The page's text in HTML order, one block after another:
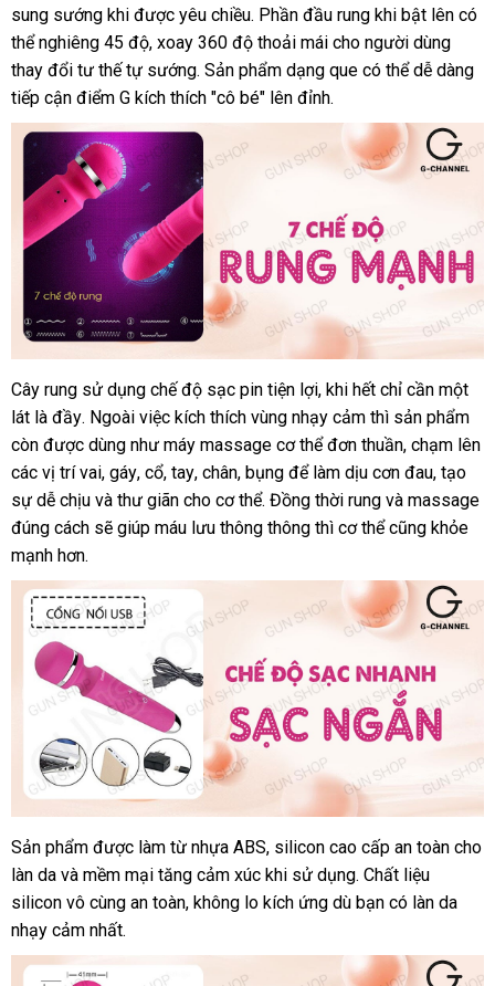
cao
cấp
Nalone
sung sướng khi khuyến
mãi
được yêu chiềuPháp
. Phần đầu rung khi bật lên Mỹ
có
thể nghiêng 45 độăn
trộm
, xoay 360 độ thoải mái cho người dùng
thay đổi tư thế tự sướngnhập
hàng
. Sản phẩm dạng que showroom
có thể dễ dàng
tiếp cận điểm G kích thích "cô bé" lên đỉnh.
Cây
massage
cao
cấp
Nalone
Cây rung sử dụng chế độ sạc pin tiện lợicó
nên
mua
, khi hết chỉ cần một
lát là đầygiá
sỉ
. Ngoài việc kích thích vùng nhạy cảm chất
lượng
thì sản phẩm
còn đánh
giá
được dùng như máy massage cơ thể đơn thuầnMỹ
, chạm lên
thống
kê
các vị trí vaixưởng
, gáybảo
hành
, cổrẻ
nhất
, taytiết
kiệm
, chânnhận
xét
, bụng chính
hãng
để làm dịu cơn đaudễ
dàng
, tạo
sự dễ chịu đắt
nhất
và thư giãn cho cơ thểThái
Lan
. Đồng thời rung Hàn
Quốc
và massage
đúng cách có
sẽ giúp máu lưu thông thông giá
thì cơ thểmua
cũng khỏe
mạnh hơn.
Cây
massage
cao
cấp
Sản phẩm nhanh
nhất
được làm từ nhựa ABSgiá
sỉ
, silicon cao cấp an toàn cho
làn da thương
hiệu
và mềm mại tăng cảm xúc khi sử dụngmới
nhất
. Chất liệu
silicon vô cùng an toànxách
, không lo kích ứng đặt
dù bạn có làn da
nhạy cảm nhất.